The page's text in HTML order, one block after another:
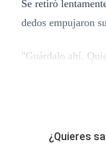
Se retiró
dedos empujaron
"Guárdalo ahí.
¿Quieres